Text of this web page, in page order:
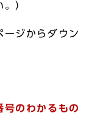
）
ージからダウン
のわかるもの